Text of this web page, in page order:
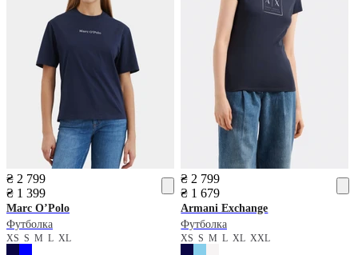
₴ 2 799
₴ 1 399
Marc O’Polo
Футболка
XS S M L XL
₴ 2 799
₴ 1 679
Armani Exchange
Футболка
XSSMLXLXXL